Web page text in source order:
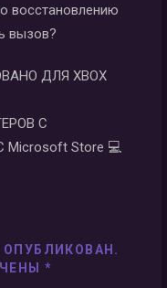
восстановлению
вызов?
ДЛЯ XBOX
С
Microsoft Store 💻
ОПУБЛИКОВАН.
*